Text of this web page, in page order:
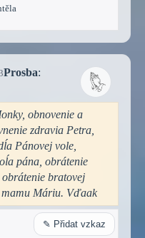
Prosba:
obnovenie a
zdravia Petra,
Pánovej vole,
pána, obrátenie
obrátenie bratovej
mamu Máriu. Vďaak
✎ Přidat vzkaz